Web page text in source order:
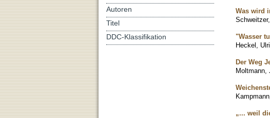
Was wird
"Wasser
Heckel,
Der Weg
Moltmann,
„... weil
Autoren
Titel
DDC-Klassifikation